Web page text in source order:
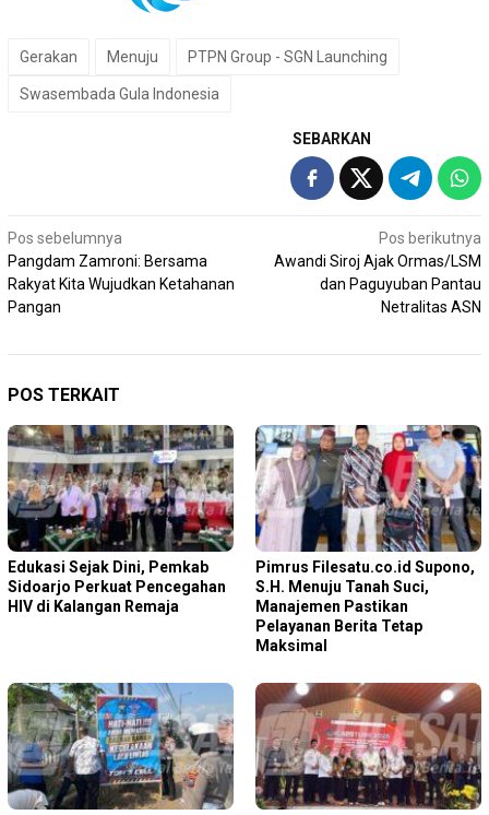
Gerakan Menuju PTPN Group - SGN Launching
Swasembada Gula Indonesia
SEBARKAN
Navigasi
pos
Pos sebelumnya
Pangdam Zamroni: Bersama
Rakyat Kita Wujudkan Ketahanan
Pangan
Pos berikutnya
Awandi Siroj Ajak Ormas/LSM
dan Paguyuban Pantau
Netralitas ASN
POS TERKAIT
Edukasi Sejak Dini, Pemkab
Sidoarjo Perkuat Pencegahan
HIV di Kalangan Remaja
Pimrus Filesatu.co.id Supono,
S.H. Menuju Tanah Suci,
Manajemen Pastikan
Pelayanan Berita Tetap
Maksimal